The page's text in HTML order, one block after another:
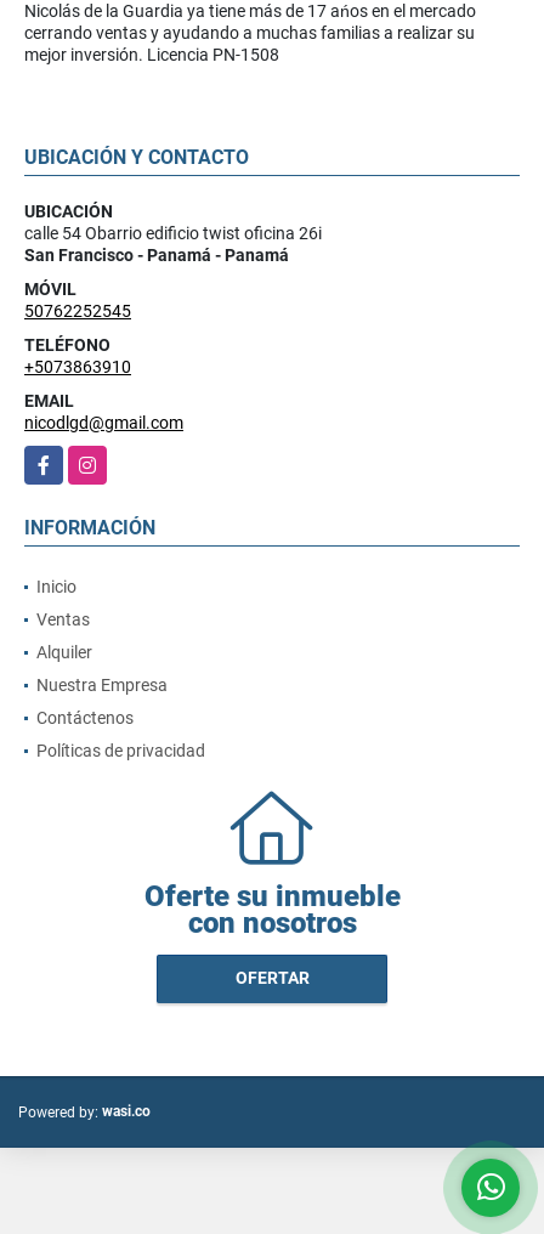
Nicolás de la Guardia ya tiene más de 17 ańos en el mercado
cerrando ventas y ayudando a muchas familias a realizar su
mejor inversión. Licencia PN-1508
UBICACIÓN Y CONTACTO
UBICACIÓN
calle 54 Obarrio edificio twist oficina 26i
San Francisco - Panamá - Panamá
MÓVIL
50762252545
TELÉFONO
+5073863910
EMAIL
nicodlgd@gmail.com
FacebookInstagram
INFORMACIÓN
Inicio
Ventas
Alquiler
Nuestra Empresa
Contáctenos
Políticas de privacidad
Oferte su inmueble
con nosotros
OFERTAR
Powered by: wasi.co